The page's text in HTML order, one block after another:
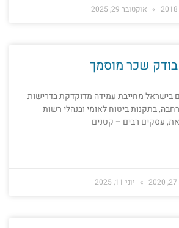
אוקטובר 29, 2025
שכר מוסמך
בישראל מחייבת עמידה מדוקדקת בדרישות
בתקנות ביטוח לאומי ובנהלי רשות
עסקים רבים – קטנים
יוני 11, 2025